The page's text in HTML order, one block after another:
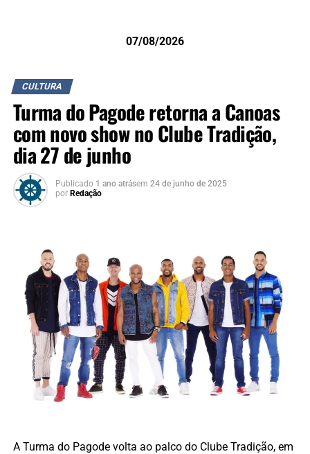
07/08/2026
CULTURA
Turma do Pagode retorna a Canoas
com novo show no Clube Tradição,
dia 27 de junho
Publicado 1 ano atrásem 24 de junho de 2025
por Redação
A Turma do Pagode volta ao palco do Clube Tradição, em